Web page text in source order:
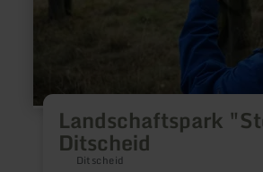
Landschaftspark
Ditscheid
Ditscheid